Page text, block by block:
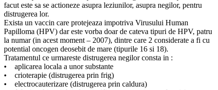
facut este sa se actioneze asupra leziunilor, asupra negilor, pentru
distrugerea lor.
Exista un vaccin care protejeaza impotriva Virusului Human
Papilloma (HPV) dar este vorba doar de cateva tipuri de HPV, patru
la numar (in acest moment – 2007), dintre care 2 considerate a fi cu
potential oncogen deosebit de mare (tipurile 16 si 18).
Tratamentul ce urmareste distrugerea negilor consta in :
• aplicarea locala a unor substante
• crioterapie (distrugerea prin frig)
• electrocauterizare (distrugerea prin caldura)